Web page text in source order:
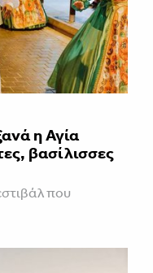
η Αγία
βασίλισσες
που